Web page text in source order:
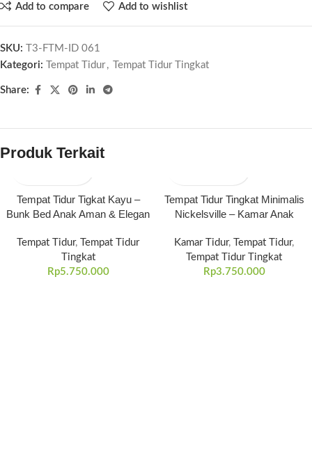
Add to compare Add to wishlist
SKU:
T3-FTM-ID 061
Kategori:
Tempat Tidur , Tempat Tidur Tingkat
Share:
Produk Terkait
Tempat Tidur Tigkat Kayu –
Bunk Bed Anak Aman & Elegan
Tempat Tidur,
Tempat Tidur
Tingkat
Rp5.750.000
Tempat Tidur Tingkat Minimalis
Nickelsville – Kamar Anak
Kamar Tidur, Tempat Tidur,
Tempat Tidur Tingkat
Rp3.750.000